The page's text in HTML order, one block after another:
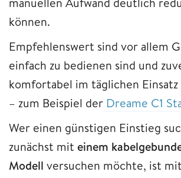
können.
Empfehlenswert sind vor allem
einfach zu bedienen sind und
komfortabel im täglichen
– zum Beispiel der Dreame C1
Wer einen günstigen Einstieg
zunächst mit einem
Modell versuchen möchte, ist